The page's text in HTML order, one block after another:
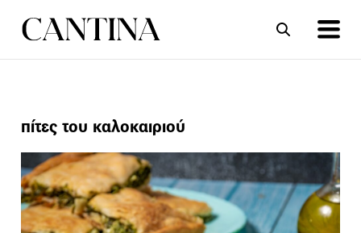
ΣΥΝΤΑΓΕΣ
πίτες του καλοκαιριού